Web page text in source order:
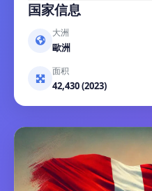
国家信息
大洲
歐洲
面积
42,430 (2023)